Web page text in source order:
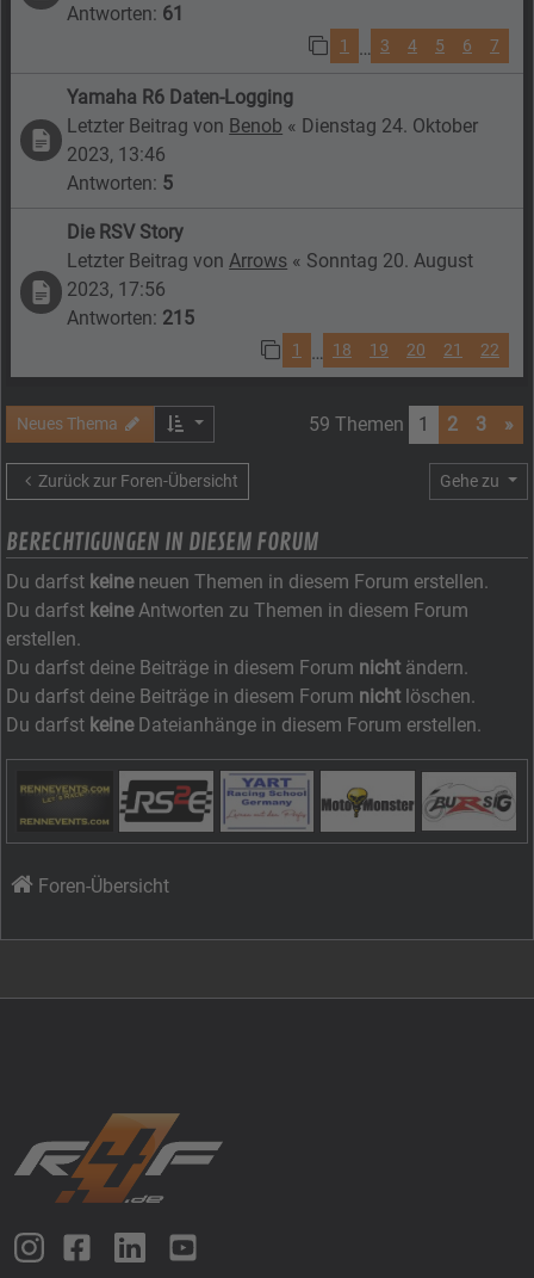
Antworten: 61
1 … 3 4 5 6 7
Yamaha R6 Daten-Logging
Letzter Beitrag von Benob « Dienstag 24. Oktober
2023, 13:46
Antworten: 5
Die RSV Story
Letzter Beitrag von Arrows « Sonntag 20. August
2023, 17:56
Antworten: 215
1 … 18 19 20 21 22
Neues Thema 59 Themen 1 2 3 »
Zurück zur Foren-Übersicht Gehe zu
BERECHTIGUNGEN IN DIESEM FORUM
Du darfst keineneuen Themen in diesem Forum erstellen.
Du darfst keineAntworten zu Themen in diesem Forum
erstellen.
Du darfst deine Beiträge in diesem Forum nicht ändern.
Du darfst deine Beiträge in diesem Forum nicht löschen.
Du darfst keineDateianhänge in diesem Forum erstellen.
Foren-Übersicht